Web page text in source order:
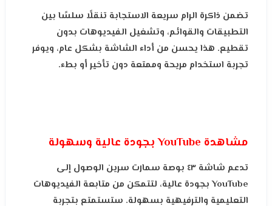
تضمن ذاكرة الرام سريعة الاستجابة تنقلًا سلسًا بين
التطبيقات والقوائم، وتشغيل الفيديوهات بدون
تقطيع. هذا يحسن من أداء الشاشة بشكل عام، ويوفر
تجربة استخدام مريحة وممتعة دون تأخير أو بطء.
مشاهدة YouTube بجودة عالية وسهولة
تدعم شاشة ٤٣ بوصة سمارت سرين الوصول إلى
YouTube بجودة عالية، لتتمكن من متابعة الفيديوهات
التعليمية والترفيهية بسهولة. ستستمتع بتجربة